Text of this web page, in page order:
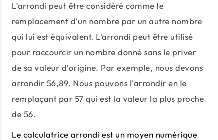
L'arrondi peut être considéré comme le
remplacement d'un nombre par un autre nombre
qui lui est équivalent. L'arrondi peut être utilisé
pour raccourcir un nombre donné sans le priver
de sa valeur d'origine. Par exemple, nous devons
arrondir 56,89. Nous pouvons l'arrondir en le
remplaçant par 57 qui est la valeur la plus proche
de 56.
Le calculatrice arrondi est un moyen numérique